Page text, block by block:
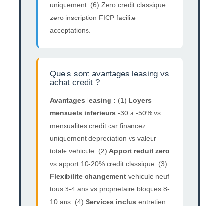
uniquement. (6) Zero credit classique
zero inscription FICP facilite
acceptations.
Quels sont avantages leasing vs
achat credit ?
Avantages leasing : (1) Loyers
mensuels inferieurs -30 a -50% vs
mensualites credit car financez
uniquement depreciation vs valeur
totale vehicule. (2) Apport reduit zero
vs apport 10-20% credit classique. (3)
Flexibilite changement vehicule neuf
tous 3-4 ans vs proprietaire bloques 8-
10 ans. (4) Services inclus entretien